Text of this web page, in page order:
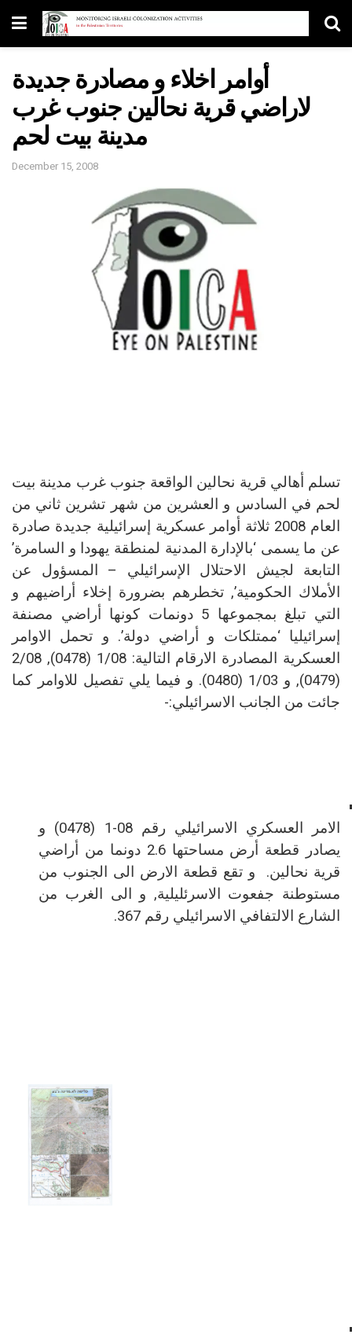
أوامر اخلاء و مصادرة جديدة
لاراضي قرية نحالين جنوب غرب
مدينة بيت لحم
December 15, 2008
تسلم أهالي قرية نحالين الواقعة جنوب غرب مدينة بيت
لحم في السادس و العشرين من شهر تشرين ثاني من
العام 2008
ثلاثة أوامر عسكرية إسرائيلية جديدة صادرة
عن ما يسمى ‘بالإدارة المدنية لمنطقة يهودا و السامرة’
التابعة لجيش الاحتلال الإسرائيلي – المسؤول عن
الأملاك الحكومية’, تخطرهم بضرورة إخلاء أراضيهم و
التي تبلغ بمجموعها 5 دونمات كونها أراضي مصنفة
إسرائيليا ‘ممتلكات و أراضي دولة’. و تحمل الاوامر
العسكرية المصادرة الارقام التالية: 1/08 (0478), 2/08
(0479), و 1/03 (0480). و فيما يلي تفصيل للاوامر كما
جائت من الجانب الاسرائيلي:-
الامر العسكري الاسرائيلي رقم1-08
(0478) و
يصادر قطعة أرض مساحتها 2.6 دونما من أراضي
قرية نحالين. و تقع قطعة الارض الى الجنوب من
مستوطنة جفعوت الاسرئليلية, و الى الغرب من
الشارع الالتفافي الاسرائيلي رقم 367.